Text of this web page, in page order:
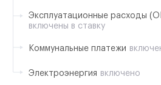
Эксплуатационные расходы
включены в ставку
Коммунальные платежи
Электроэнергия включено